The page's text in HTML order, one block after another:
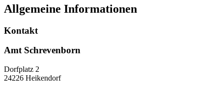
Allgemeine Informationen
Kontakt
Amt Schrevenborn
Dorfplatz 2
24226 Heikendorf